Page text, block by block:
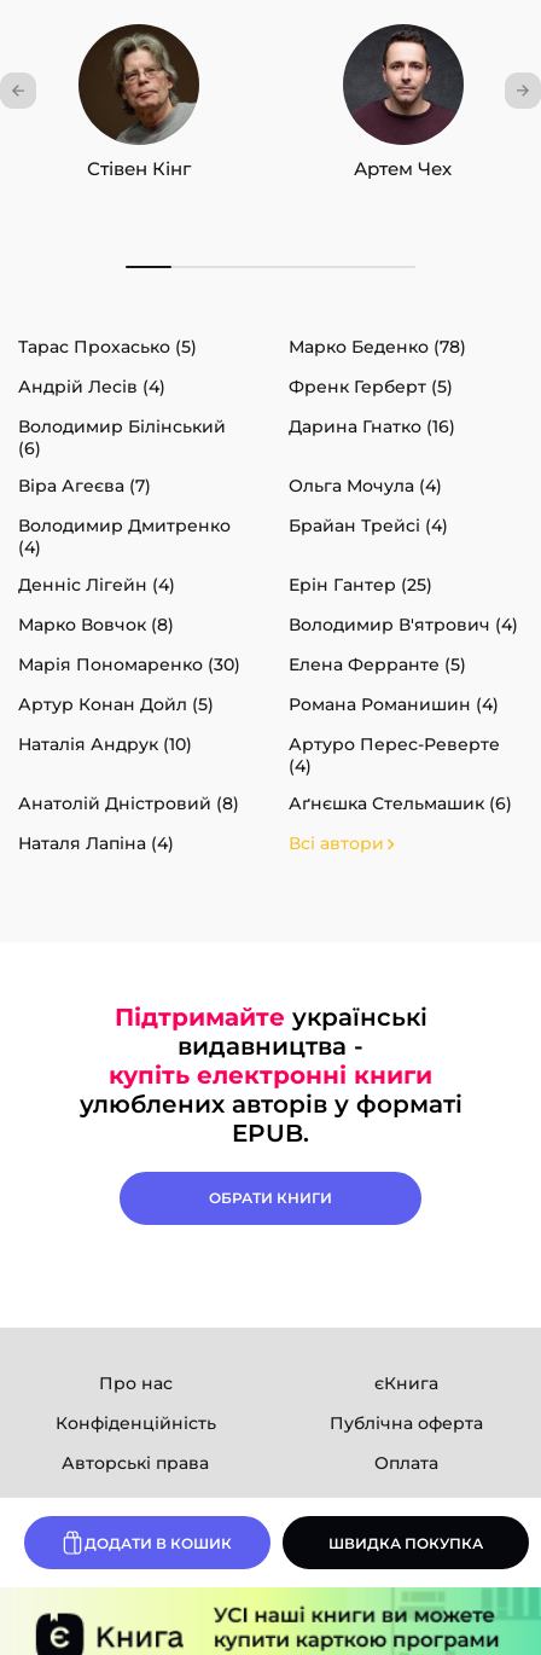
ДОДАТИ В КОШИК ШВИДКА ПОКУПКА
Стівен Кінг Артем Чех
Тарас Прохасько (5)
Марко Беденко (78)
Андрій Лесів (4)
Френк Герберт (5)
Володимир Білінський
(6)
Дарина Гнатко (16)
Віра Агеєва (7)
Ольга Мочула (4)
Володимир Дмитренко
(4)
Брайан Трейсі (4)
Денніс Лігейн (4)
Ерін Гантер (25)
Марко Вовчок (8)
Володимир В'ятрович (4)
Марія Пономаренко (30)
Елена Ферранте (5)
Артур Конан Дойл (5)
Романа Романишин (4)
Наталія Андрук (10)
Артуро Перес-Реверте
(4)
Анатолій Дністровий (8)
Аґнєшка Стельмашик (6)
Наталя Лапіна (4)
Всі автори
Підтримайте українські
видавництва -
купіть електронні книги
улюблених авторів у форматі
EPUB.
ОБРАТИ КНИГИ
Про нас
єКнига
Конфіденційність
Публічна оферта
Авторські права
Оплата
Розробка сайту